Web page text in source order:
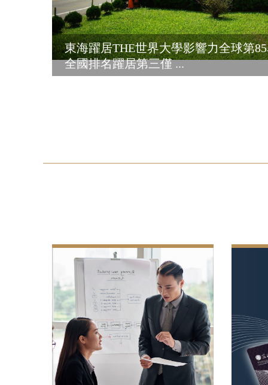
東海躍居THE世界大學影響力全球第
全國排名躍居第三僅 ...